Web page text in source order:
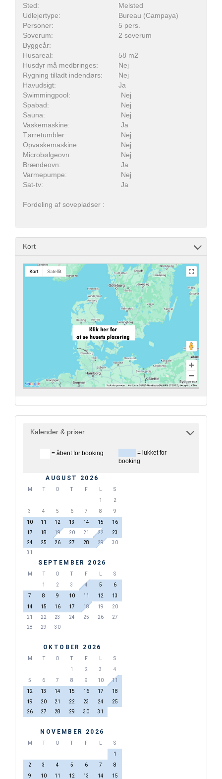
Sted:
Melsted
Udlejertype:
Bureau (Campaya)
Personer:
5 pers.
Soverum:
2 soverum
Byggeår:
Husareal:
58 m2
Husdyr må medbringes:
Nej
Rygning tilladt indendørs:
Nej
Havudsigt:
Ja
Swimmingpool:
Nej
Spabad:
Nej
Sauna:
Nej
Vaskemaskine:
Ja
Tørretumbler:
Nej
Opvaskemaskine:
Nej
Microbølgeovn:
Nej
Brændeovn:
Ja
Varmepumpe:
Nej
Sat-tv:
Ja
Fordeling af sovepladser :
Kort
Kalender & priser
= åbent for booking
= lukket for
booking
AUGUST 2026
M T O T F
S
1
2
3
4 5 6 7 8
9
10
11 12 13 14 15
16
17
18 19 20 21 22
23
24
25 26 27 28 29
30
31
SEPTEMBER 2026
M T O T F
S
1
2 3 4 5
6
7
8 9 10 11 12
13
14
15 16 17 18 19
20
21
22 23 24 25 26
27
28
29 30
OKTOBER 2026
M T O T F
S
1
2 3
4
5
6 7 8 9 10
11
12
13 14 15 16 17
18
19
20 21 22 23 24
25
26
27 28 29 30 31
NOVEMBER 2026
M T O T F
S
1
2
3 4 5 6 7
8
9
10 11 12 13 14 15